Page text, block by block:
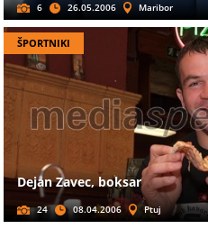
6 26.05.2006 Maribor
ŠPORTNIKI
Dejan Zavec, boksar
24 08.04.2006 Ptuj